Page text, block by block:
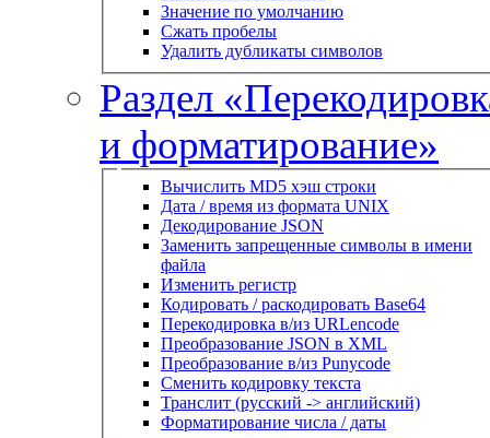
Значение по умолчанию
Сжать пробелы
Удалить дубликаты символов
Раздел
и форматирование»
Вычислить MD5 хэш строки
Дата / время из формата UNIX
Декодирование JSON
Заменить запрещенные символы в имени
файла
Изменить регистр
Кодировать / раскодировать Base64
Перекодировка в/из URLencode
Преобразование JSON в XML
Преобразование в/из Punycode
Сменить кодировку текста
Транслит (русский -> английский)
Форматирование числа / даты